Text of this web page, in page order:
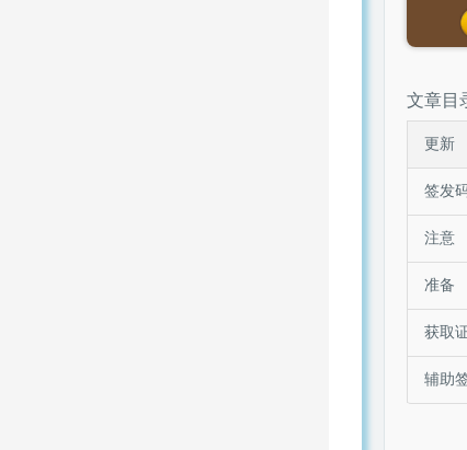
文章目
更新
签发
注意
准备
获取
辅助